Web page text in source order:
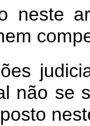
não se